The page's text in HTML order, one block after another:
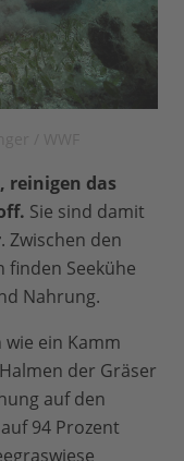
reinigen das
Sie sind damit
. Zwischen den
finden Seekühe
Nahrung.
ein Kamm
der Gräser
auf den
94 Prozent